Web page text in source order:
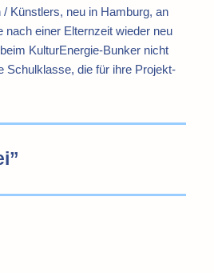
Künstlers, neu in Hamburg, an
einer Elternzeit wieder neu
KulturEnergie-Bunker nicht
Schulklasse, die für ihre Projekt-